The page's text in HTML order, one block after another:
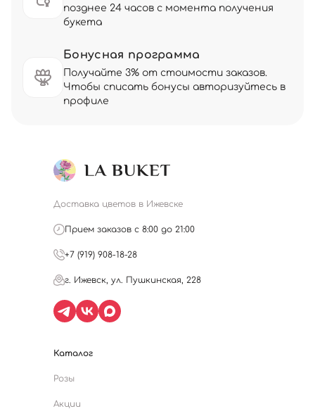
позднее 24 часов с момента получения
букета
Бонусная программа
Получайте 3% от стоимости заказов.
Чтобы списать бонусы авторизуйтесь в
профиле
Доставка цветов в Ижевске
Прием заказов с 8:00 до 21:00
+7 (919) 908-18-28
г. Ижевск, ул. Пушкинская, 228
Каталог
Розы
Акции